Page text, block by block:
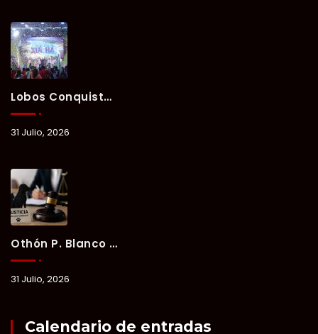
Lobos Conquista La Primera Competencia Del Verano Xul-Há 2026 En Una Noche Llena De Talento Y Energía.
31 Julio, 2026
Othón P. Blanco Refrenda Su Compromiso Contra El Maltrato Animal: Vinculan A Proceso A Presunto Responsable Tras Denuncia Del Ayuntamiento.
31 Julio, 2026
Calendario de entradas